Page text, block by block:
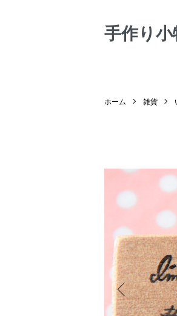
手作り
ホーム 雑貨